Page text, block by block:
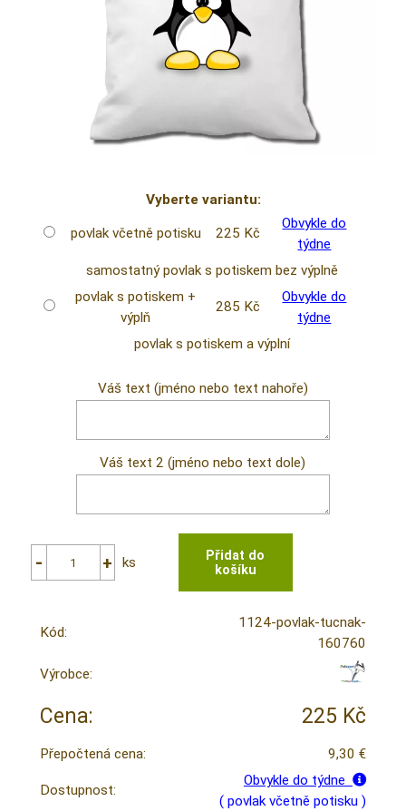
Vyberte variantu:
povlak včetně potisku 225 Kč
Obvykle do
týdne
samostatný povlak s potiskem bez výplně
povlak s potiskem +
výplň
285 Kč
Obvykle do
týdne
povlak s potiskem a výplní
Váš text (jméno nebo text nahoře)
Váš text 2 (jméno nebo text dole)
ks
Kód:
1124-povlak-tucnak-
160760
Výrobce:
Cena: 225 Kč
Přepočtená cena: 9,30 €
Dostupnost:
Obvykle do týdne
( povlak včetně potisku )